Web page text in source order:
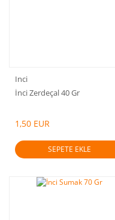
Inci
İnci Zerdeçal 40 Gr
1,50 EUR
SEPETE EKLE